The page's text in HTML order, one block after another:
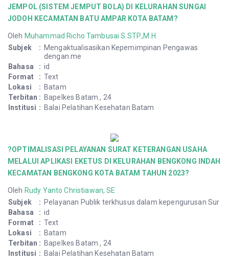
JEMPOL (SISTEM JEMPUT BOLA) DI KELURAHAN SUNGAI
JODOH KECAMATAN BATU AMPAR KOTA BATAM?
Oleh Muhammad Richo Tambusai S.STP.,M.H
Subjek
: Mengaktualisasikan Kepemimpinan Pengawas
dengan me
Bahasa
: id
Format
: Text
Lokasi
: Batam
Terbitan : Bapelkes Batam , 24
Institusi : Balai Pelatihan Kesehatan Batam
?OPTIMALISASI PELAYANAN SURAT KETERANGAN USAHA
MELALUI APLIKASI EKETUS DI KELURAHAN BENGKONG INDAH
KECAMATAN BENGKONG KOTA BATAM TAHUN 2023?
Oleh Rudy Yanto Christiawan, SE
Subjek
: Pelayanan Publik terkhusus dalam kepengurusan Sur
Bahasa
: id
Format
: Text
Lokasi
: Batam
Terbitan : Bapelkes Batam , 24
Institusi : Balai Pelatihan Kesehatan Batam